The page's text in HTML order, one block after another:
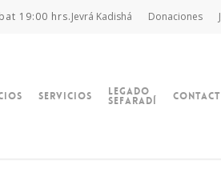
19:00 hrs.Jevrá Kadishá Donaciones
Servicios Legado
Sefaradí